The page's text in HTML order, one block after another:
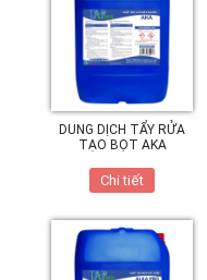
DUNG DỊCH TẨY RỬA
TẠO BỌT AKA
Chi tiết